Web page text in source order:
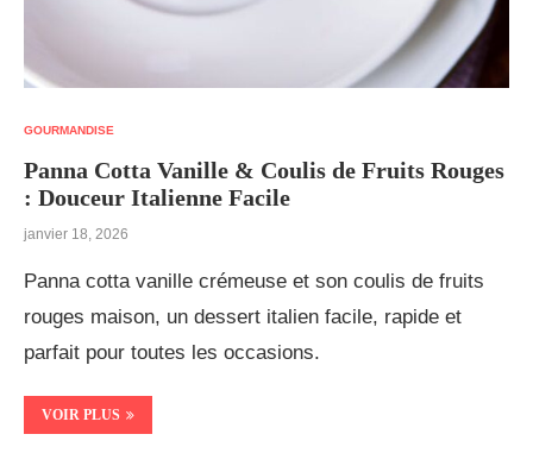
GOURMANDISE
Panna Cotta Vanille & Coulis de Fruits Rouges
: Douceur Italienne Facile
janvier 18, 2026
Panna cotta vanille crémeuse et son coulis de fruits
rouges maison, un dessert italien facile, rapide et
parfait pour toutes les occasions.
VOIR PLUS